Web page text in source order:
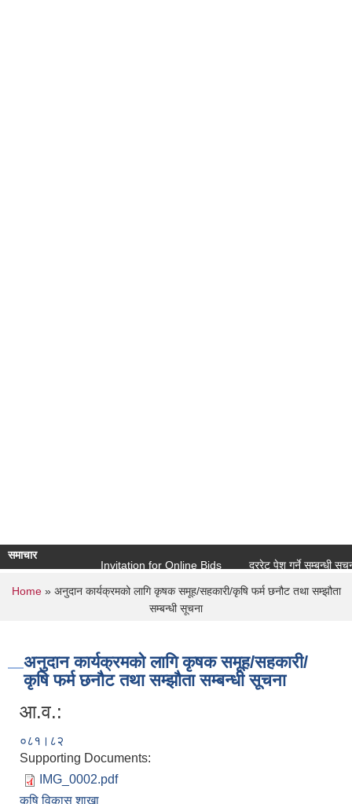
समाचार
Invitation for Online Bids
दररेट पेश गर्ने सम्बन्धी सूचना (
You are here
Home» अनुदान कार्यक्रमको लागि कृषक समूह/सहकारी/कृषि फर्म छनौट तथा सम्झौता
सम्बन्धी सूचना
अनुदान कार्यक्रमको लागि कृषक समूह/सहकारी/
कृषि फर्म छनौट तथा सम्झौता सम्बन्धी सूचना
आ.व.:
०८१।८२
Supporting Documents:
IMG_0002.pdf
कृषि विकास शाखा